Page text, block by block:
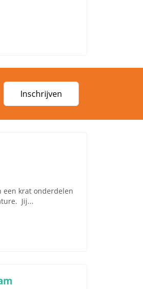
Inschrijven
een krat onderdelen
Jij...